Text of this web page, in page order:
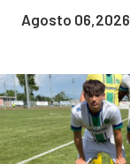
Agosto 06,2026